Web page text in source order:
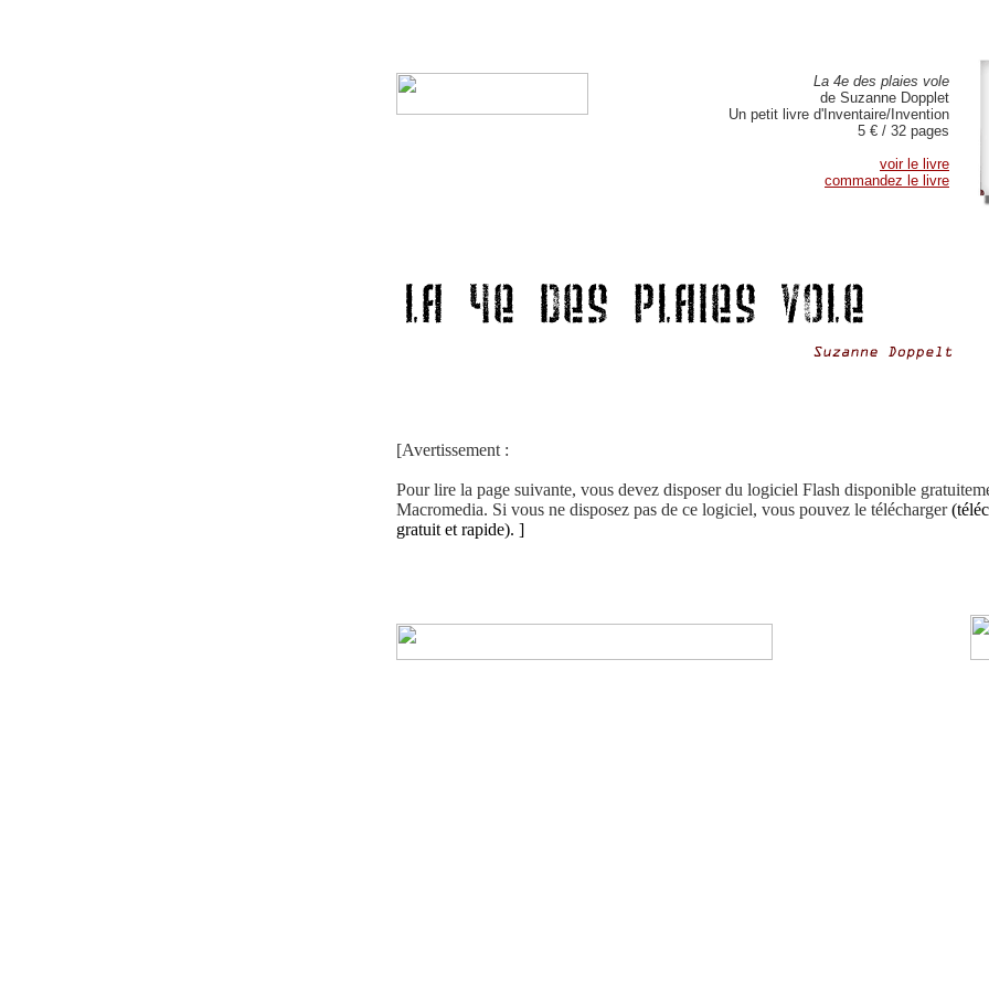
La 4e des plaies vole
de Suzanne Dopplet
Un petit livre d'Inventaire/Invention
5 € / 32 pages
voir le livre
commandez le livre
[Avertissement :
Pour lire la page suivante, vous devez disposer du logiciel Flash disponible
Macromedia. Si vous ne disposez pas de ce logiciel, vous pouvez le télécharger
gratuit et rapide). ]